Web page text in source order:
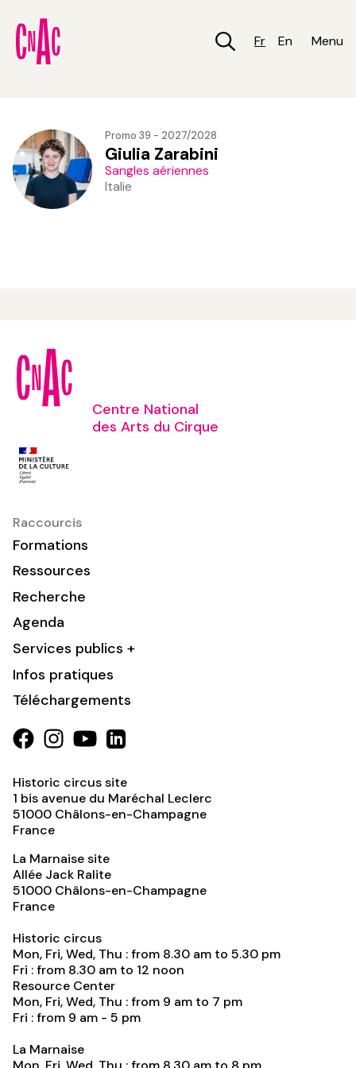
contenu
principal
Fr En Menu
Promo 39 - 2027/2028
Giulia Zarabini
Sangles aériennes
Italie
Centre National
des Arts du Cirque
Raccourcis
Formations
Ressources
Recherche
Agenda
Services publics +
Infos pratiques
Téléchargements
Historic circus site
1 bis avenue du Maréchal Leclerc
51000 Châlons-en-Champagne
France
La Marnaise site
Allée Jack Ralite
51000 Châlons-en-Champagne
France
Historic circus
Mon, Fri, Wed, Thu : from 8.30 am to 5.30 pm
Fri : from 8.30 am to 12 noon
Resource Center
Mon, Fri, Wed, Thu : from 9 am to 7 pm
Fri : from 9 am - 5 pm
La Marnaise